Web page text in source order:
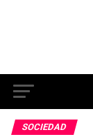
SOCIEDAD